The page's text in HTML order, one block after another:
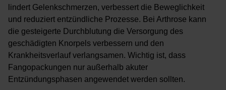
lindert Gelenkschmerzen, verbessert die Beweglichkeit
und reduziert entzündliche Prozesse. Bei Arthrose kann
die gesteigerte Durchblutung die Versorgung des
geschädigten Knorpels verbessern und den
Krankheitsverlauf verlangsamen. Wichtig ist, dass
Fangopackungen nur außerhalb akuter
Entzündungsphasen angewendet werden sollten.